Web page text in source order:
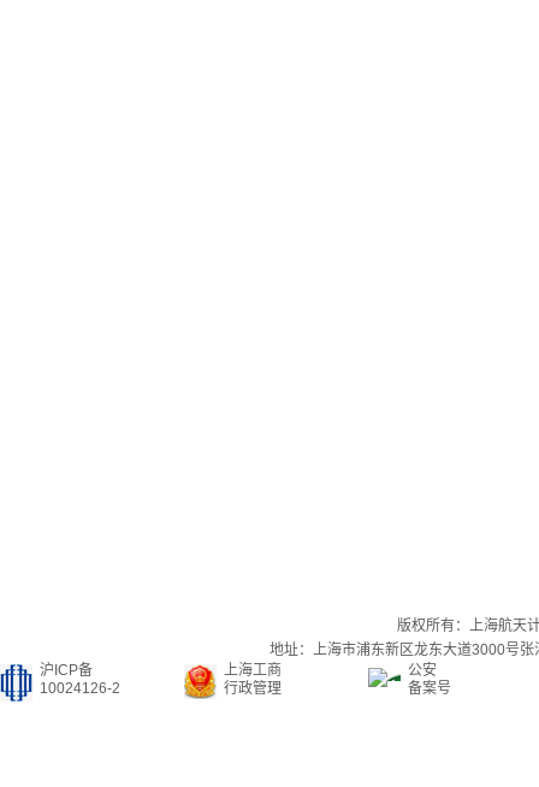
版权所有：上海航天
地址：上海市浦东新区龙东大道3000号
沪ICP备
10024126-2
上海工商
行政管理
公安
备案号